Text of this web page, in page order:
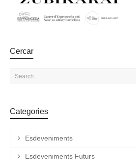
Cercar
Categories
Esdeveniments
Esdeveniments Futurs